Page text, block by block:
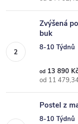
Zvýšená
buk
8-10 Týdnů
od 13 890 Kč
od 11
Postel z
8-10 Týdnů